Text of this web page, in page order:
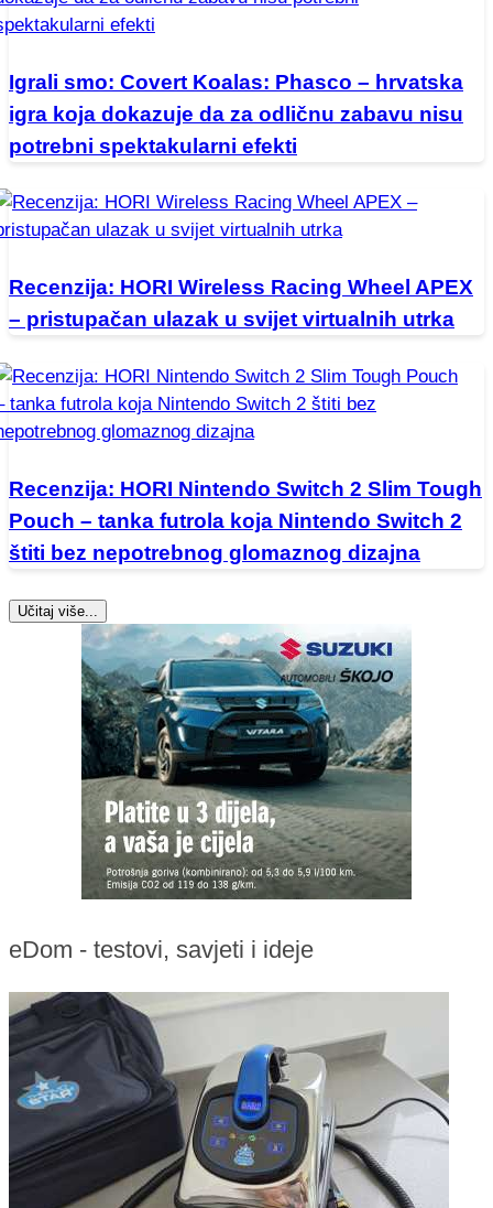
Igrali smo: Covert Koalas: Phasco – hrvatska
igra koja dokazuje da za odličnu zabavu nisu
potrebni spektakularni efekti
Recenzija: HORI Wireless Racing Wheel APEX
– pristupačan ulazak u svijet virtualnih utrka
Recenzija: HORI Nintendo Switch 2 Slim Tough
Pouch – tanka futrola koja Nintendo Switch 2
štiti bez nepotrebnog glomaznog dizajna
Učitaj više...
eDom - testovi, savjeti i ideje